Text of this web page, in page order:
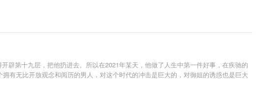
辟第十九层，把他扔进去。所以在2021年某天，他做了人生中第一件好事，在疾驰的
有无比开放观念和阅历的男人，对这个时代的冲击是巨大的，对御姐的诱惑也是巨大